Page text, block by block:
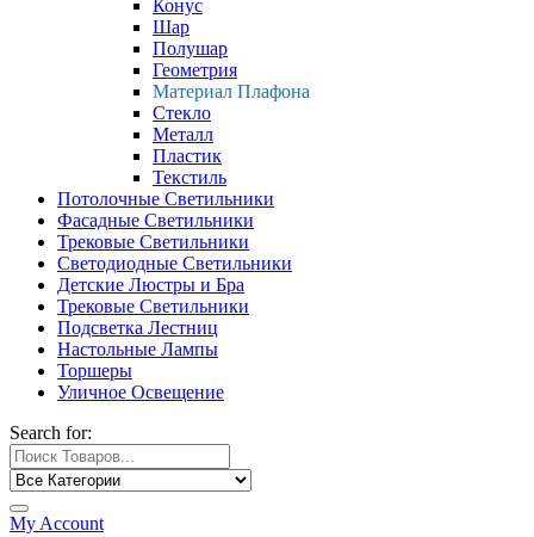
Конус
Шар
Полушар
Геометрия
Материал Плафона
Стекло
Металл
Пластик
Текстиль
Потолочные Светильники
Фасадные Светильники
Трековые Светильники
Светодиодные Светильники
Детские Люстры и Бра
Трековые Светильники
Подсветка Лестниц
Настольные Лампы
Торшеры
Уличное Освещение
Search for:
My Account